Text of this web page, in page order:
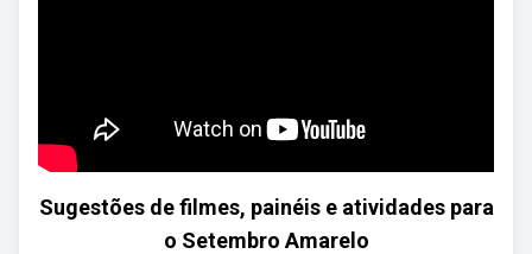
Sugestões de filmes, painéis e atividades para
o Setembro Amarelo